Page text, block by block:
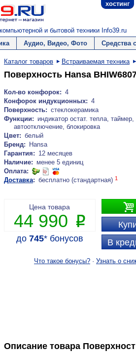
хостинг
и бытовой техники Info39.ru
Аудио, Видео, Фото Средства
Каталог товаров Встраиваемая техника
Поверхность Hansa
Кол-во конфорок: 4
Конфорок индукционных: 4
Поверхность: стеклокерамика
Функции: индикатор остат. тепла,
автоотключение, блокировка
Цвет: белый
Бренд:
Hansa
Гарантия: 12 месяцев
Наличие: менее 5 единиц
Оплата:
Доставка: бесплатно (стандартная) 1

В
Цена товара
44 990 P
до 745*бонусов
Что такое бонусы? · Узнать о
Описание товара